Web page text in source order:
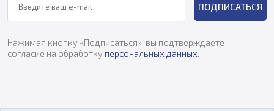
ПОДПИСАТЬСЯ
Нажимая кнопку «Подписаться», вы подтверждаете
согласие на обработку персональных данных.